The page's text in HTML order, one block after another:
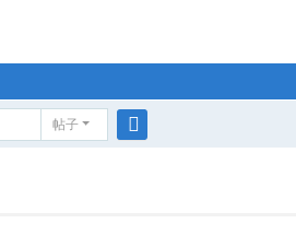
帖子